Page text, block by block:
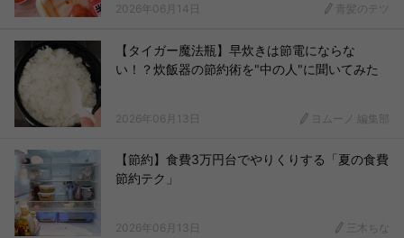
2026年06月14日 青髪のテツ
【タイガー魔法瓶】早炊きは節電にならな
い！？炊飯器の節約術を"中の人"に聞いてみた
2026年06月13日 ヨムーノ 編集部
【節約】食費3万円台でやりくりする「夏の食費
節約テク」
2026年06月13日 三木ちな